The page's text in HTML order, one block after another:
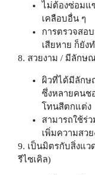
ไม่ต้องซ่อมแ
เคลือบอื่น ๆ
การตรวจสอ
เสียหาย ก็ยัง
8. สวยงาม / มีลักษ
ผิวที่ได้มีลักษ
ซึ่งหลายคนช
โทนสีตกแต่ง
สามารถใช้ร่
เพิ่มความสว
9. เป็นมิตรกับสิ่งแว
รีไซเคิล)